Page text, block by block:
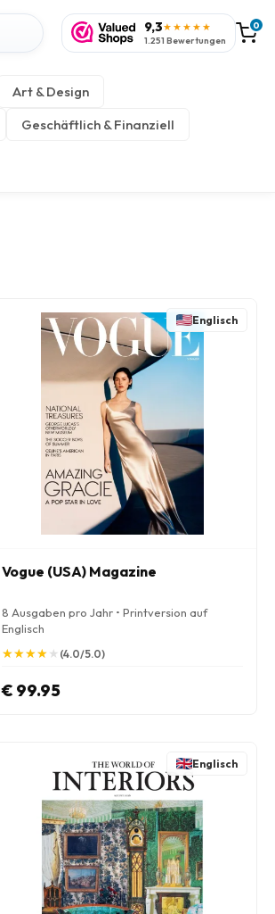
9,3★★★★★
1.251 Bewertungen
0
Art & Design
Geschäftlich & Finanziell
Englisch
Vogue (USA) Magazine
8 Ausgaben pro Jahr • Printversion auf
Englisch
★
★★
★★
★★
★★
★ (4.0/5.0)
€ 99.95
Englisch